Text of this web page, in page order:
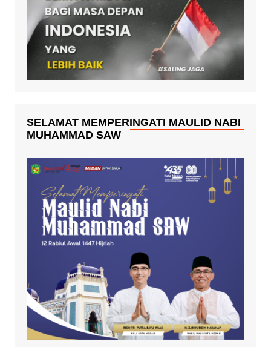
SELAMAT MEMPERINGATI MAULID NABI
MUHAMMAD SAW